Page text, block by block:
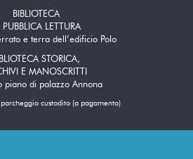
BIBLIOTECA
PUBBLICA LETTURA
e terra dell’edificio Polo
STORICA,
E MANOSCRITTI
piano di palazzo Annona
custodito (a pagamento)